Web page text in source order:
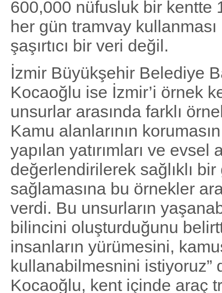
600,000 nüfusluk bir kentte
her gün tramvay
şaşırtıcı bir veri değil.
İzmir Büyükşehir Belediye
Kocaoğlu ise İzmir’i örnek
unsurlar arasında farklı
Kamu alanlarının
yapılan yatırımları ve evsel
değerlendirilerek sağlıklı
sağlamasına bu örnekler
verdi. Bu unsurların
bilincini oluşturduğunu
insanların yürümesini,
kullanabilmesnini istiyoruz”
Kocaoğlu, kent içinde araç